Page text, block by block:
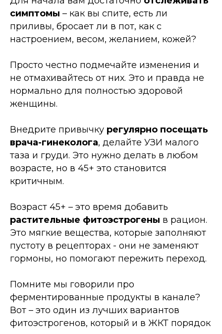
симптомы – как вы спите, есть ли
приливы, бросает ли в пот, как с
настроением, весом, желанием, кожей?
Просто честно подмечайте изменения и
не отмахивайтесь от них. Это и правда не
нормально для полностью здоровой
женщины.
Внедрите привычку регулярно посещать
врача-гинеколога, делайте УЗИ малого
таза и груди. Это нужно делать в любом
возрасте, но в 45+ это становится
критичным.
Возраст 45+ – это время добавить
растительные фитоэстрогены в рацион.
Это мягкие вещества, которые заполняют
пустоту в рецепторах - они не заменяют
гормоны, но помогают пережить переход.
Помните мы говорили про
ферментированные продукты в канале?
Вот – это один из лучших вариантов
фитоэстрогенов, который и в ЖКТ порядок